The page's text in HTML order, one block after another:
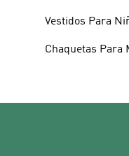
Vestidos Para
Chaquetas Para